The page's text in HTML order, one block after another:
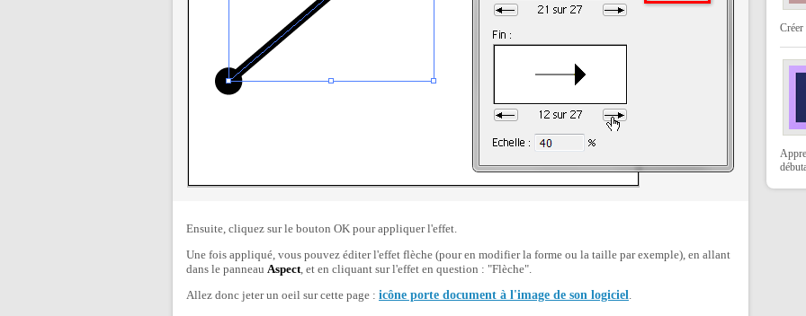
Ensuite, cliquez sur le bouton OK pour appliquer l'effet.
Une fois appliqué, vous pouvez éditer l'effet flèche (pour en modifier la forme ou la taille par exemple), en allant
dans le panneau Aspect, et en cliquant sur l'effet en question : "Flèche".
Allez donc jeter un oeil sur cette page : icône porte document à l'image de son logiciel.
Créer